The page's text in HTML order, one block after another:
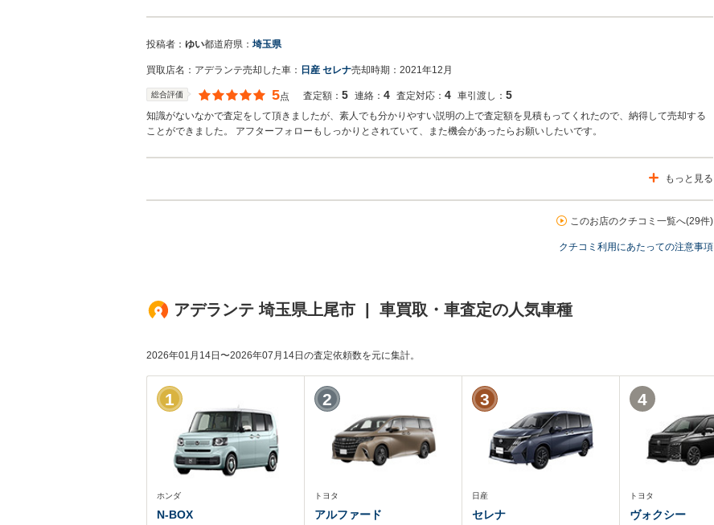
投稿者： ゆい都道府県： 埼玉県
買取店名： アデランテ売却した車： 日産 セレナ売却時期： 2021年12月
総合評価 5点 査定額： 5 連絡： 4 査定対応： 4 車引渡し： 5
知識がないなかで査定をして頂きましたが、素人でも分かりやすい説明の上で査定額を見積もってくれたので、納得して売却する
ことができました。 アフターフォローもしっかりとされていて、また機会があったらお願いしたいです。
もっと見る
このお店のクチコミ一覧へ(29件)
クチコミ利用にあたっての注意事項
アデランテ 埼玉県上尾市 | 車買取・車査定の人気車種
2026年01月14日〜2026年07月14日の査定依頼数を元に集計。
ホンダ
N-BOX
1
トヨタ
アルファード
2
日産
セレナ
3
トヨタ
ヴォクシー
4